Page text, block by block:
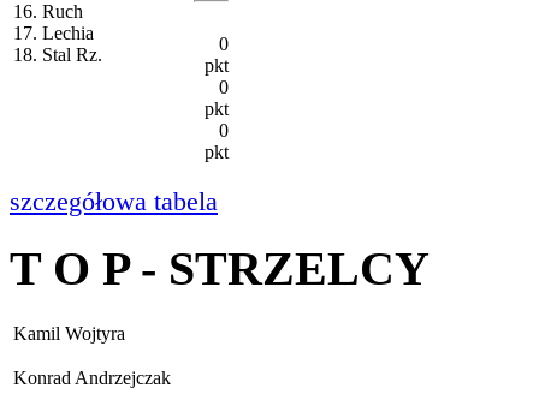
16. Ruch
17. Lechia
18. Stal Rz.
0
pkt
0
pkt
0
pkt
szczegółowa tabela
T O P - STRZELCY
Kamil Wojtyra
Konrad Andrzejczak